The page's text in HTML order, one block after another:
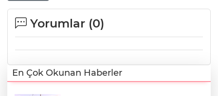
Yorumlar (0)
En Çok Okunan Haberler